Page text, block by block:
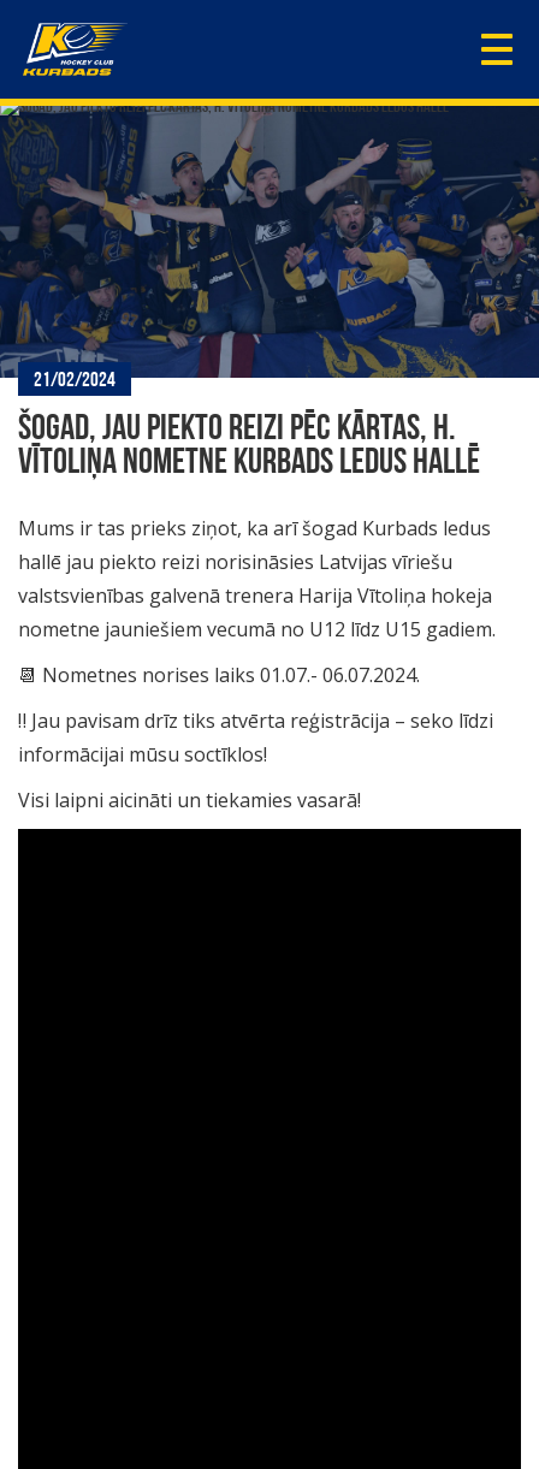
21/02/2024
ŠOGAD, JAU PIEKTO REIZI PĒC KĀRTAS, H.
VĪTOLIŅA NOMETNE KURBADS LEDUS HALLĒ
Mums ir tas prieks ziņot, ka arī šogad Kurbads ledus
hallē jau piekto reizi norisināsies Latvijas vīriešu
valstsvienības galvenā trenera Harija Vītoliņa hokeja
nometne jauniešiem vecumā no U12 līdz U15 gadiem.
📆 Nometnes norises laiks 01.07.- 06.07.2024.
‼️ Jau pavisam drīz tiks atvērta reģistrācija – seko līdzi
informācijai mūsu soctīklos!
Visi laipni aicināti un tiekamies vasarā!